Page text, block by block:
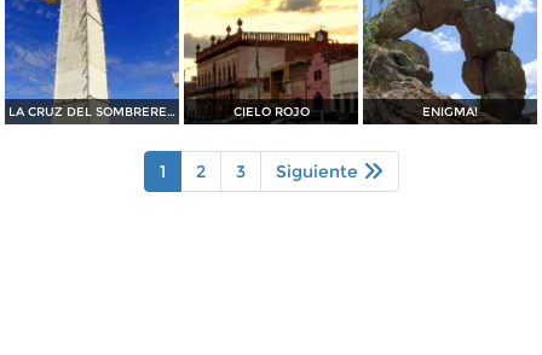
LA CRUZ DEL SOMBRERETILLO CIELO ROJO ENIGMA!
1 2 3 Siguiente